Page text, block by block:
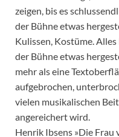
zeigen, bis es
der Bühne etwas
Kulissen, Kostüme.
der Bühne etwas
mehr als eine
aufgebrochen,
vielen musikalischen
angereichert wird.
Henrik Ibsens »Die Frau